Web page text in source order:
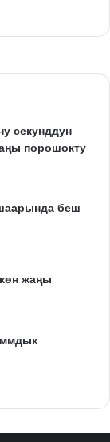
секунддун
порошокту
беш
жаңы